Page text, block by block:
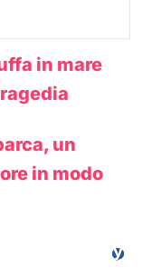
in mare
un
in modo